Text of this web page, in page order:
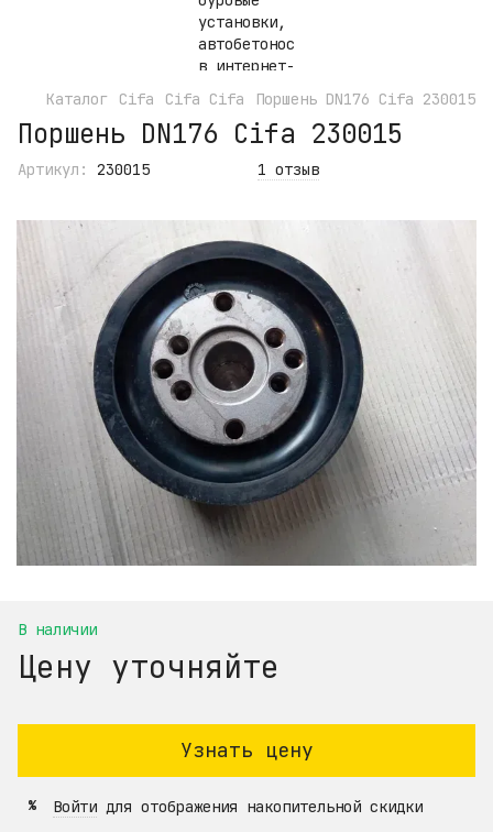
Каталог Cifa Cifa Cifa Поршень DN176 Cifa 230015
Поршень DN176 Cifa 230015
Артикул: 230015 1 отзыв
В наличии
Цену уточняйте
Узнать цену
% Войти для отображения накопительной скидки